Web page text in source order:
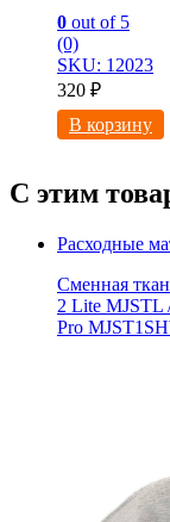
0 out of 5
(0)
SKU: 12023
320 ₽
В корзину
С этим
Расходные
Сменная
2 Lite MJSTL
Pro